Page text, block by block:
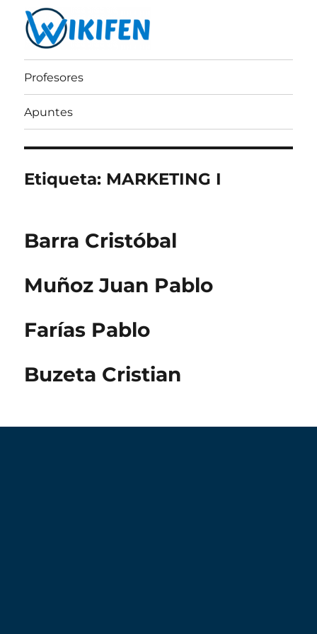
Wikifen
Profesores
Apuntes
Etiqueta: MARKETING I
Barra Cristóbal
Muñoz Juan Pablo
Farías Pablo
Buzeta Cristian